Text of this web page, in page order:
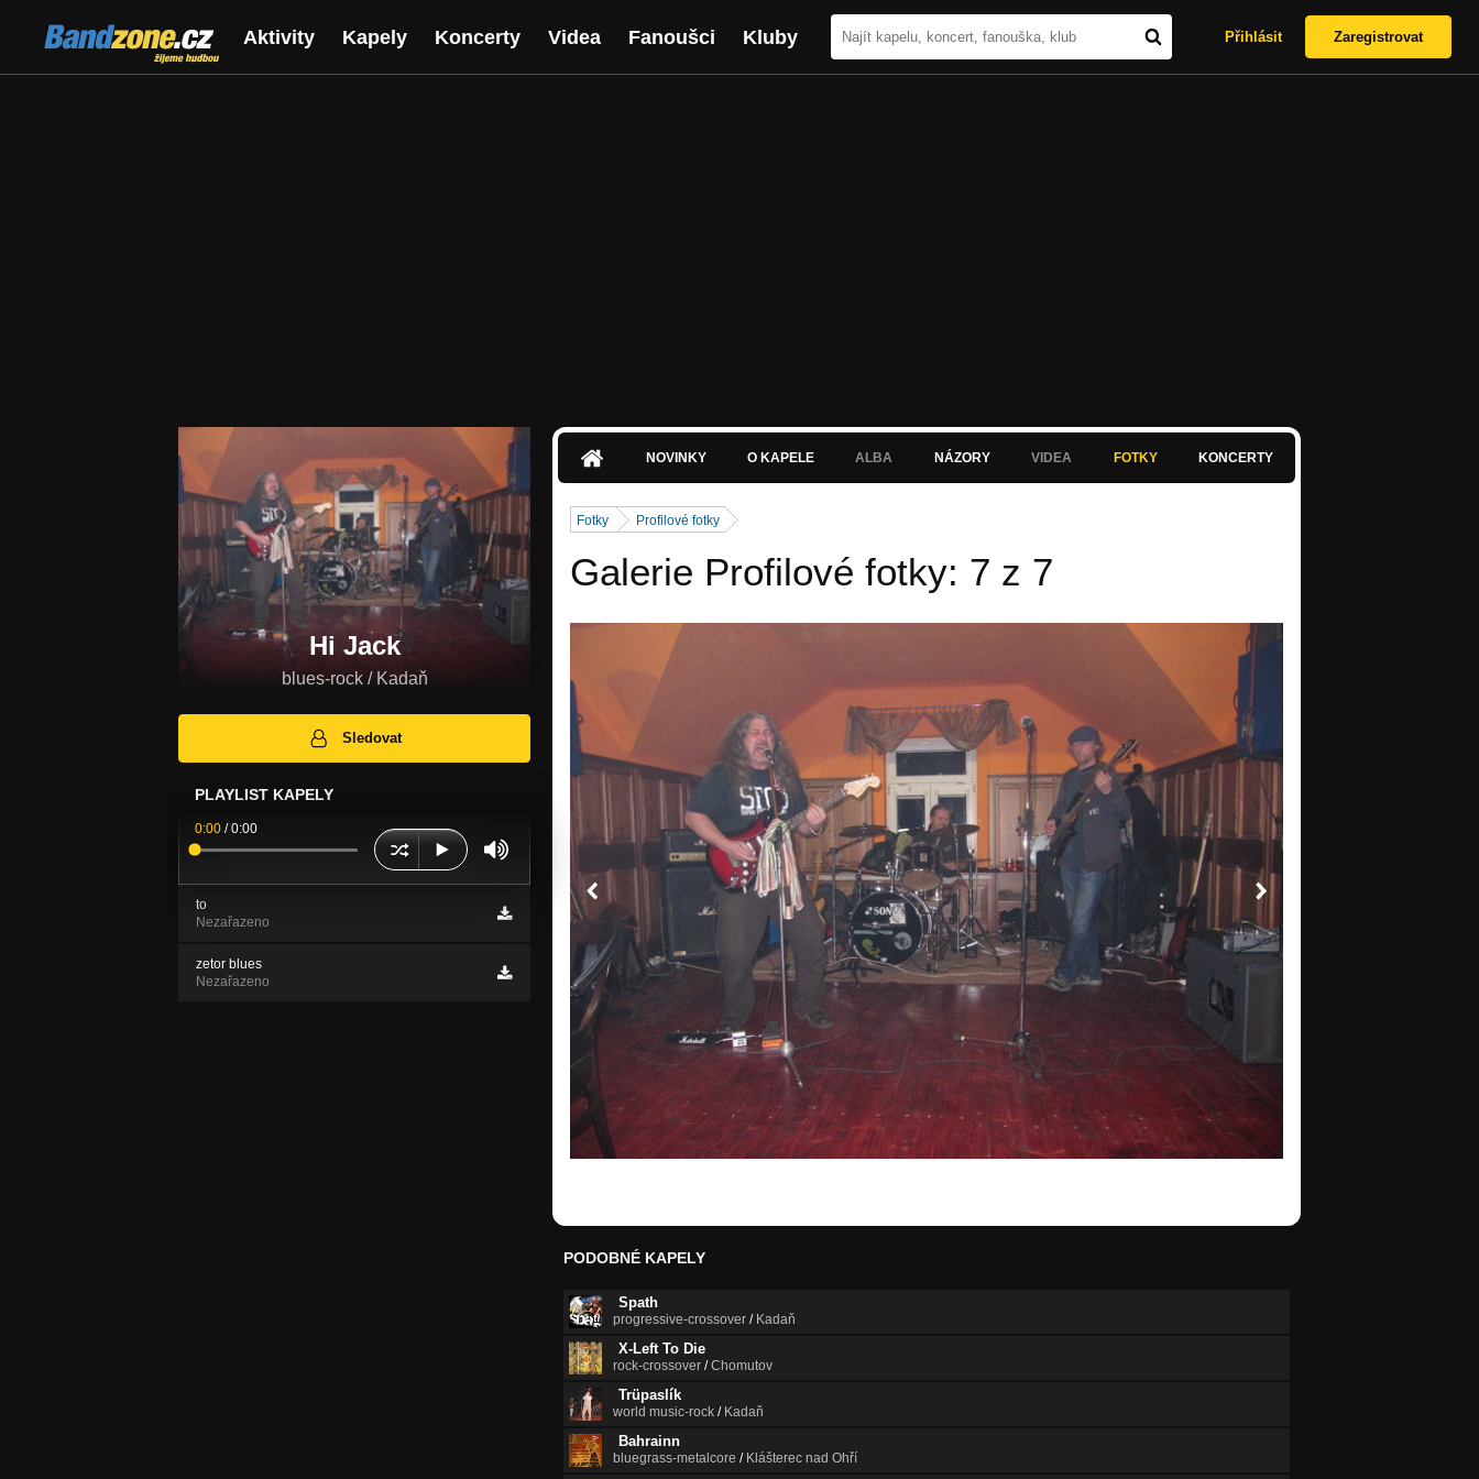
Bandzone.cz
žijeme hudbou
Aktivity Kapely Koncerty Videa Fanoušci Kluby Přihlásit Zaregistrovat
Hi Jack
blues-rock / Kadaň
Sledovat
PLAYLIST KAPELY
0:00 /0:00
to
Nezařazeno
zetor blues
Nezařazeno
NOVINKY O KAPELE ALBA NÁZORY VIDEA FOTKY KONCERTY
Fotky Profilové fotky
Galerie Profilové fotky: 7 z 7
PODOBNÉ KAPELY
Spath
progressive-crossover / Kadaň
X-Left To Die
rock-crossover /Chomutov
Trüpaslík
world music-rock / Kadaň
Bahrainn
bluegrass-metalcore / Klášterec nad Ohří